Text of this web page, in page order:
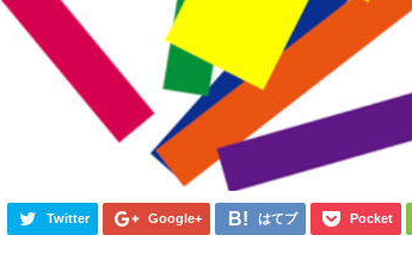
Twitter Google+ はてブ Pocket